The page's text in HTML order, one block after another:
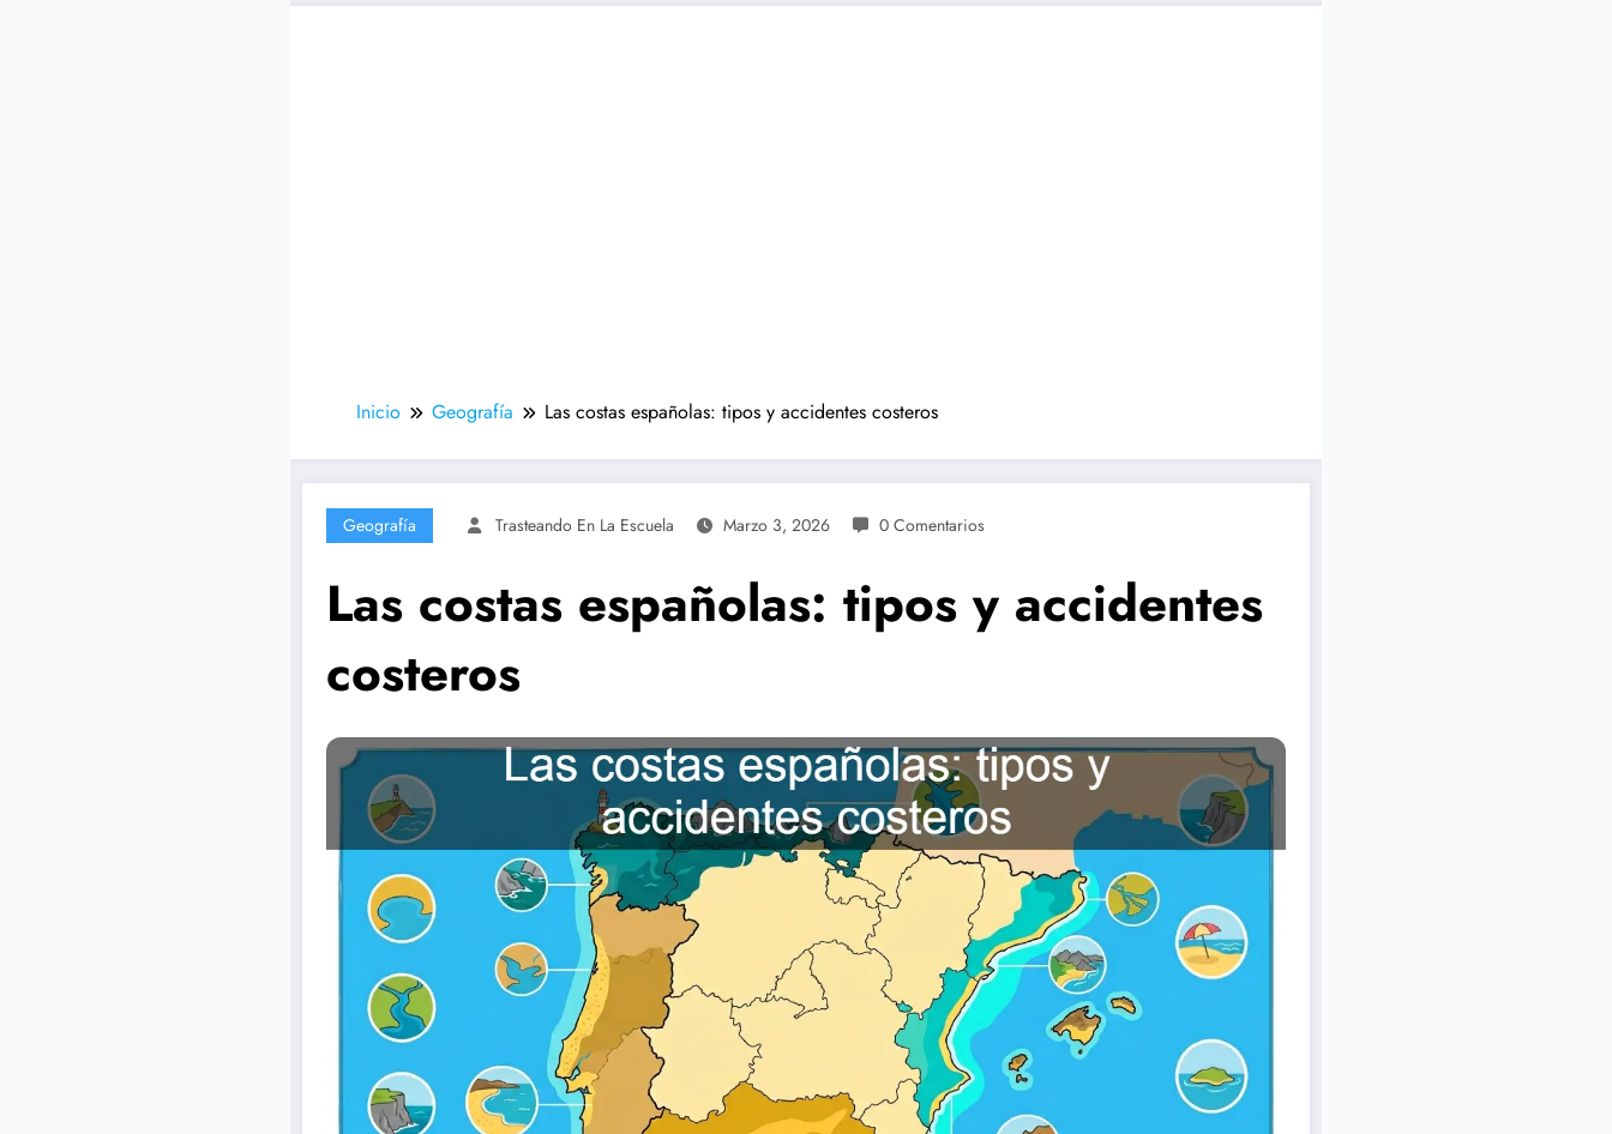
Inicio Geografía Las costas españolas: tipos y accidentes costeros
Geografía Trasteando En La Escuela Marzo 3, 2026 0 Comentarios
Las costas españolas: tipos y accidentes
costeros